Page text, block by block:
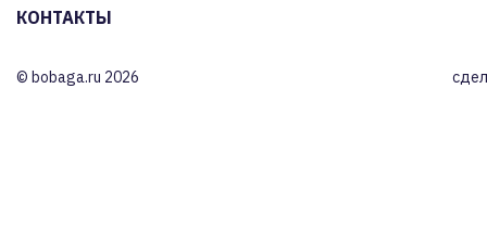
КОНТАКТЫ
© bobaga.ru 2026